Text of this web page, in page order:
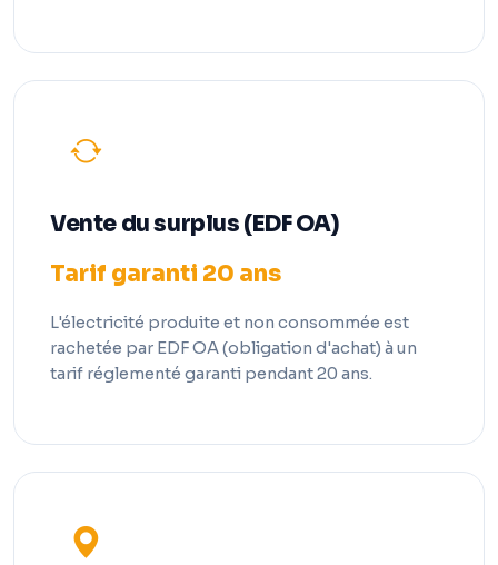
Vente du surplus (EDF OA)
Tarif garanti 20 ans
L'électricité produite et non consommée est
rachetée par EDF OA (obligation d'achat) à un
tarif réglementé garanti pendant 20 ans.